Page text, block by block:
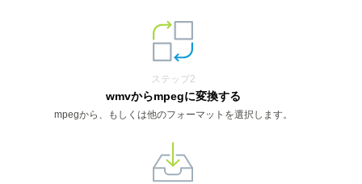
ステップ2
wmvからmpegに変換する
mpegから、もしくは他のフォーマットを選択します。